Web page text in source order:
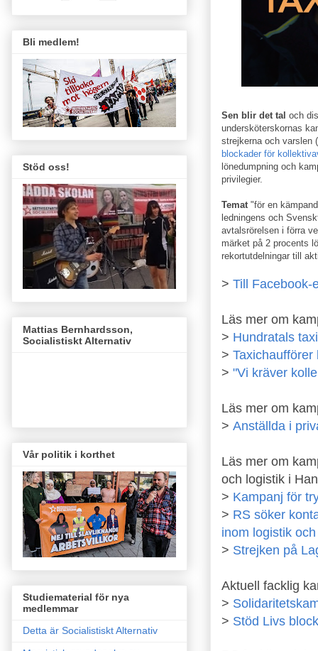
Sen blir det tal och
undersköterskornas
strejkerna och varslen
blockader för
lönedumpning och
privilegier.
Temat "för en
ledningens och
avtalsrörelsen i förra
märket på 2 procents
rekortutdelningar till
> Till Facebook-
Läs mer om
> Hundratals
>
> "Vi kräver
Läs mer om
> Anställda i
Läs mer om
och logistik i
> Kampanj för
> RS söker
inom logistik
> Strejken på
Aktuell facklig
>
> Stöd Livs
Bli medlem!
Stöd oss!
Mattias Bernhardsson,
Socialistiskt Alternativ
Vår politik i korthet
Studiematerial för nya
medlemmar
Detta är Socialistiskt Alternativ